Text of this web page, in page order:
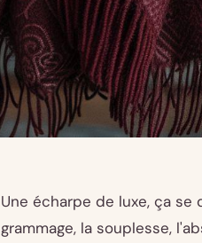
Une écharpe de luxe, ça
grammage, la souplesse,